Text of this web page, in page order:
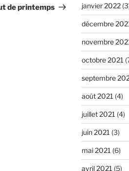
suivant
de printemps janvier 2022
décembre
novembre
octobre 2021
septembre
août 2021 (4)
juillet 2021 (4)
juin 2021 (3)
mai 2021 (6)
avril 2021 (5)